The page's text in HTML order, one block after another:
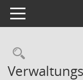
Toggle navigation